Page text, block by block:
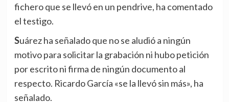
fichero que se llevó en un pendrive, ha comentado
el testigo.
Suárez ha señalado que no se aludió a ningún
motivo para solicitar la grabación ni hubo petición
por escrito ni firma de ningún documento al
respecto. Ricardo García «se la llevó sin más», ha
señalado.